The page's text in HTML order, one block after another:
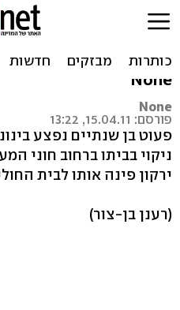
פעוט בן
מחומר ניקוי;
None
None
פורסם: 15.04.11, 13:22
פעוט בן שנתיים נפצע
ניקוי בביתו ברחוב חוני
ירקון פינה אותו לבית
(רענן בן-צור)